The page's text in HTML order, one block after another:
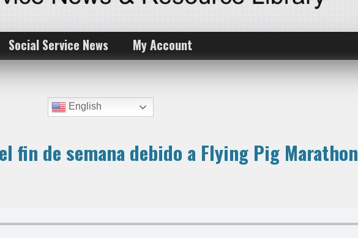
Social Service News My Account
English
fin de semana debido a Flying Pig Marathon